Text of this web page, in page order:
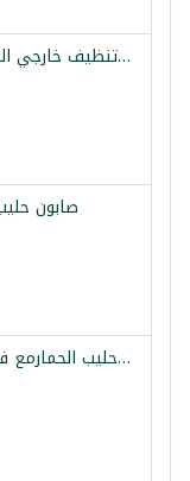
صابون تنظيف خارجي المناطق الحساسة 75غ
صابون حليب
صابون حليب الحمارمع فيتامين ميسلتو 100غ